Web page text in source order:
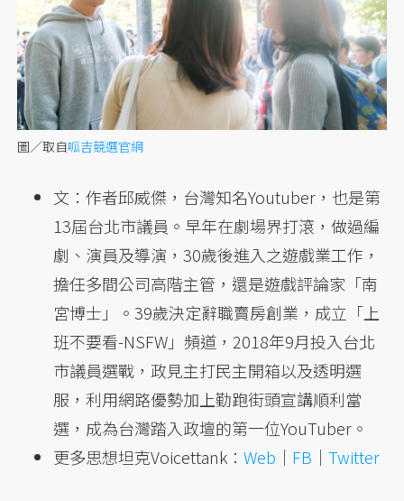
圖／取自呱吉競選官網
文：作者邱威傑，台灣知名Youtuber，也是第
13屆台北市議員。早年在劇場界打滾，做過編
劇、演員及導演，30歲後進入之遊戲業工作，
擔任多間公司高階主管，還是遊戲評論家「南
宮博士」。39歲決定辭職賣房創業，成立「上
班不要看-NSFW」頻道，2018年9月投入台北
市議員選戰，政見主打民主開箱以及透明選
服，利用網路優勢加上勤跑街頭宣講順利當
選，成為台灣踏入政壇的第一位YouTuber。
更多思想坦克Voicettank：Web ｜ FB ｜Twitter